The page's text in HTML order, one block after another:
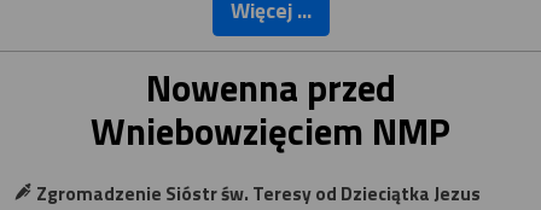
Więcej ...
Nowenna przed
Wniebowzięciem NMP
Zgromadzenie Sióstr św. Teresy od Dzieciątka Jezus